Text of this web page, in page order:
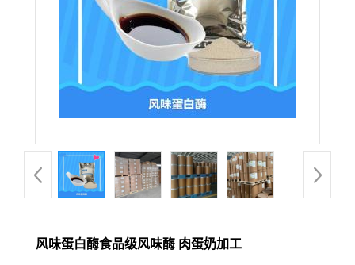
风味蛋白酶食品级风味酶 肉蛋奶加工